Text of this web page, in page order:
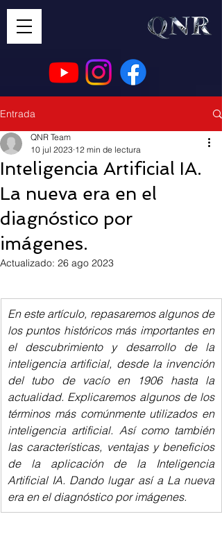
Entrada
Inteligencia Artificial IA.
La nueva era en el
diagnóstico por
imágenes.
QNR Team
10 jul 2023 12 min de lectura
Actualizado: 26 ago 2023
En este artículo, repasaremos algunos de
los puntos históricos más importantes en
el descubrimiento y desarrollo de la
inteligencia artificial, desde la invención
del tubo de vacío en 1906 hasta la
actualidad. Explicaremos algunos de los
términos más comúnmente utilizados en
inteligencia artificial. Así como también
las características, ventajas y beneficios
de la aplicación de la Inteligencia
Artificial IA. Dando lugar así a La nueva
era en el diagnóstico por imágenes.